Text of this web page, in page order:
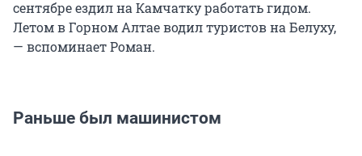
сентябре ездил на Камчатку работать гидом.
Летом в Горном Алтае водил туристов на Белуху,
— вспоминает Роман.
Раньше был машинистом